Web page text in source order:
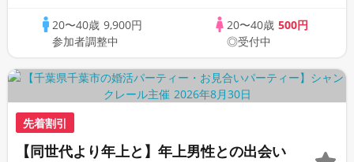
20〜40歳 9,900円
参加者調整中
20〜40歳 500円
◎受付中
先着割引
【同世代より年上と】年上男性との出会い